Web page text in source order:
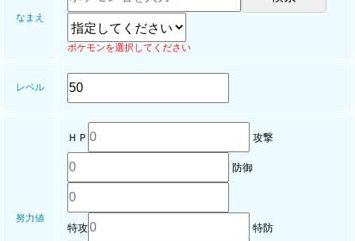
なまえ
ポケモンを選択してください
レベル
努力値
ＨＰ 攻撃
防御
特攻 特防